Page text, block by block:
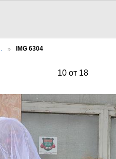
IMG 6304
10 от 18